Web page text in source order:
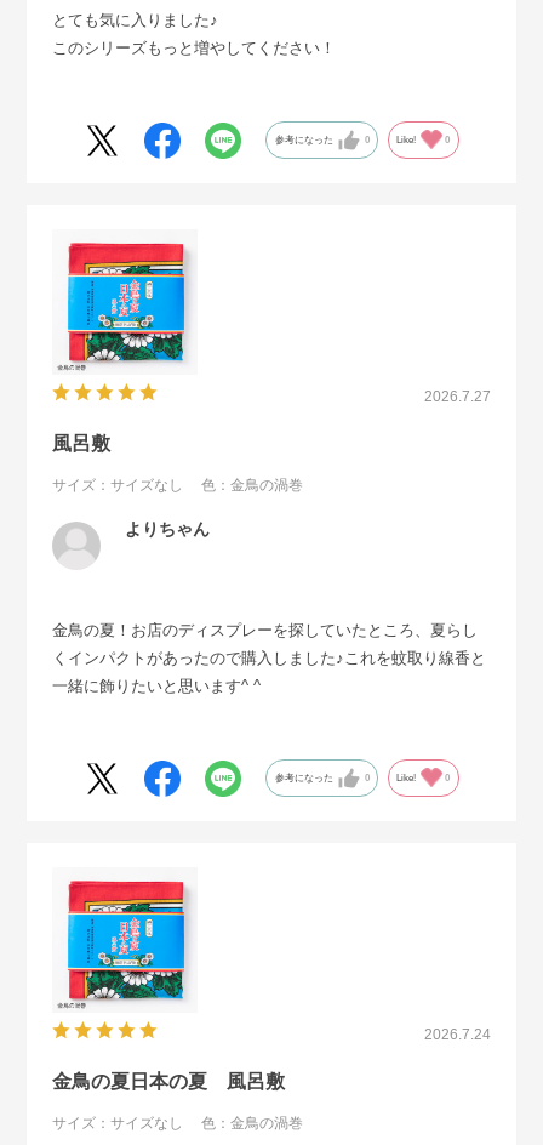
とても気に入りました♪
このシリーズもっと増やしてください！
参考になった 0 Like! 0
2026.7.27
風呂敷
サイズ：サイズなし 色：金鳥の渦巻
よりちゃん
金鳥の夏！お店のディスプレーを探していたところ、夏らし
くインパクトがあったので購入しました♪これを蚊取り線香と
一緒に飾りたいと思います^ ^
参考になった 0 Like! 0
2026.7.24
金鳥の夏日本の夏 風呂敷
サイズ：サイズなし 色：金鳥の渦巻